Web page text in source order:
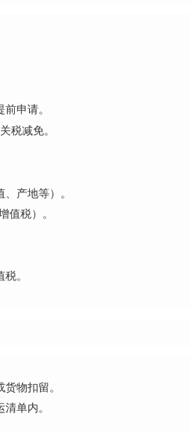
申请。
税减免。
产地等）。
值税）。
。
物扣留。
单内。